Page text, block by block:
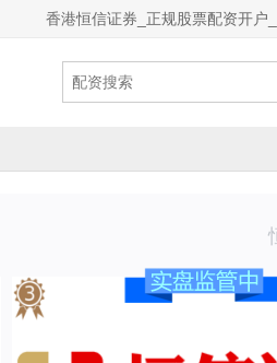
香港恒信证券_正规股票配资开户